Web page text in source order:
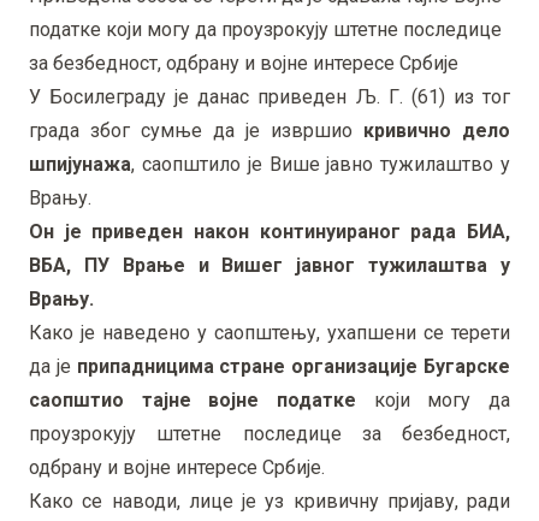
податке који могу да проузрокују штетне последице
за безбедност, одбрану и војне интересе Србије
У Босилеграду је данас приведен Љ. Г. (61) из тог
града због сумње да је извршио кривично дело
шпијунажа, саопштило је Више јавно тужилаштво у
Врању.
Он је привeден након континуираног рада БИА,
ВБА, ПУ Врање и Вишег јавног тужилаштва у
Врању.
Како је наведено у саопштењу, ухапшени се терети
да је припадницима стране организације Бугарске
саопштио тајне војне податке који могу да
проузрокују штетне последице за безбедност,
одбрану и војне интересе Србије.
Како се наводи, лице је уз кривичну пријаву, ради